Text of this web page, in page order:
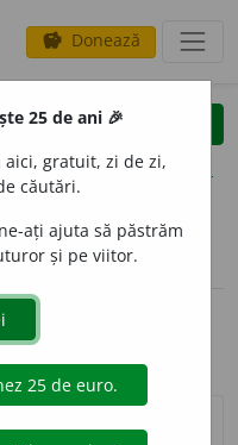
savings Donează
clear
opțiuni
25 de ani 🎉
gratuit, zi de zi,
căutări.
ați ajuta să păstrăm
și pe viitor.